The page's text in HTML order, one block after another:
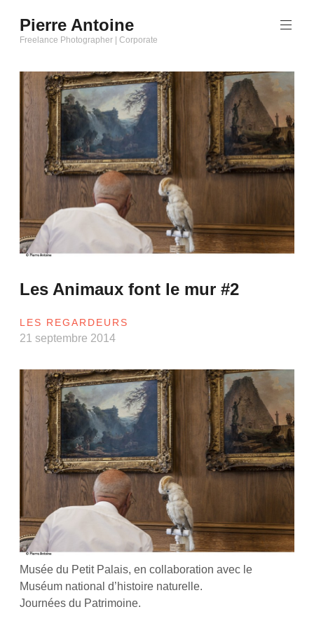
au
contenu
Pierre Antoine
Freelance Photographer | Corporate
Les Animaux font le mur #2
LES REGARDEURS
21 septembre 2014
Musée du Petit Palais, en collaboration avec le
Muséum national d’histoire naturelle.
Journées du Patrimoine.